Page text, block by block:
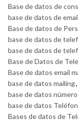
Base de datos de
base de datos de
Base de datos de
base de datos de
base de datos de
Base de Datos de
Base de datos email
base de datos mailing,
base de datos
base de datos
Bases de datos de